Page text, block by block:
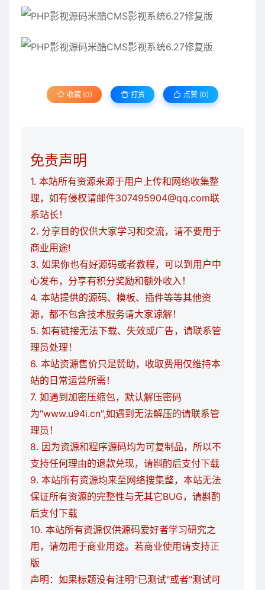
收藏 (0) 打赏 点赞 (0)
免责声明
1. 本站所有资源来源于用户上传和网络收集整
理，如有侵权请邮件307495904@qq.com联
系站长！
2. 分享目的仅供大家学习和交流，请不要用于
商业用途!
3. 如果你也有好源码或者教程，可以到用户中
心发布，分享有积分奖励和额外收入！
4. 本站提供的源码、模板、插件等等其他资
源，都不包含技术服务请大家谅解！
5. 如有链接无法下载、失效或广告，请联系管
理员处理！
6. 本站资源售价只是赞助，收取费用仅维持本
站的日常运营所需！
7. 如遇到加密压缩包，默认解压密码
为"www.u94i.cn",如遇到无法解压的请联系管
理员！
8. 因为资源和程序源码均为可复制品，所以不
支持任何理由的退款兑现，请斟酌后支付下载
9. 本站所有资源均来至网络搜集整，本站无法
保证所有资源的完整性与无其它BUG，请斟酌
后支付下载
10. 本站所有资源仅供源码爱好者学习研究之
用，请勿用于商业用途。若商业使用请支持正
版
声明：如果标题没有注明"已测试"或者"测试可